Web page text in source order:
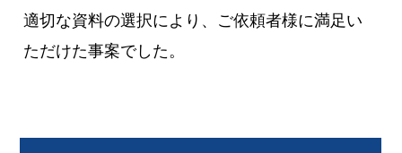
適切な資料の選択により、ご依頼者様に満足い
ただけた事案でした。